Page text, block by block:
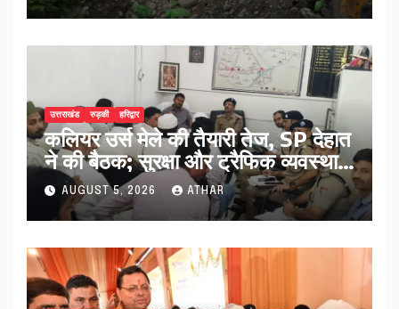
उत्तराखंड रुड़की हरिद्वार
कलियर उर्स मेले की तैयारी तेज, SP देहात
ने की बैठक; सुरक्षा और ट्रैफिक व्यवस्था
पर बड़ा मंथन..
AUGUST 5, 2026 ATHAR